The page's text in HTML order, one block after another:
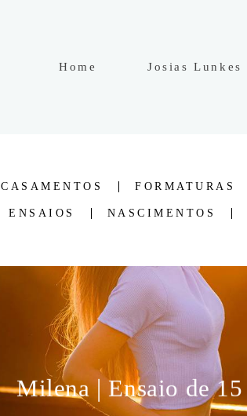
Home Josias Lunkes
CASAMENTOS FORMATURAS
ENSAIOS NASCIMENTOS